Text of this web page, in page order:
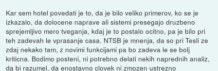
Kar sem hotel povedati je to, da je bilo veliko primerov, ko se je
izkazalo, da dolocene naprave ali sistemi presegajo druzbeno
sprejemljivo mero tveganja, kdaj je to postalo ocitno, pa je bilo pri
teh zadevah le vprasanje casa. NTSB je mnenja, da so pri Tesli ze
zdaj nekako tam, z novimi funkcijami pa bo zadeva le se bolj
kriticna. Bodimo posteni, ni potrebno delati nekih naprednih analiz,
da bi razumel, da enostavno clovek ni zmozen ustrezno